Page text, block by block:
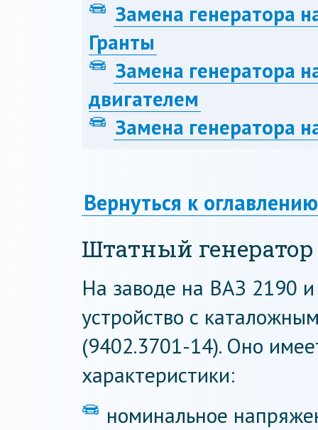
Замена генератора
Гранты
Замена генератора
двигателем
Замена генератора
Вернуться к оглавлению
Штатный
На заводе на ВАЗ 2190 и
устройство с
(9402.3701-14). Оно
характеристики:
номинальное